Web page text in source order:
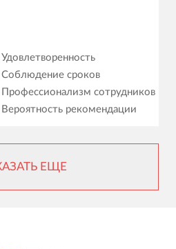
Удовлетворенность
Соблюдение сроков
Профессионализм сотрудников
Вероятность рекомендации
ЕЩЕ